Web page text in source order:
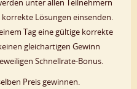
unter allen Teilnehmern
Lösungen einsenden.
Tag eine gültige korrekte
gleichartigen Gewinn
Schnellrate-Bonus.
Preis gewinnen.